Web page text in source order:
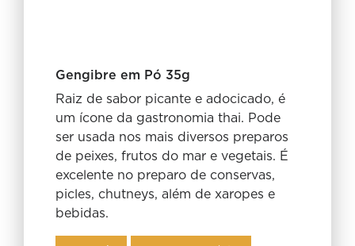
Gengibre em Pó 35g
Raiz de sabor picante e adocicado, é
um ícone da gastronomia thai. Pode
ser usada nos mais diversos preparos
de peixes, frutos do mar e vegetais. É
excelente no preparo de conservas,
picles, chutneys, além de xaropes e
bebidas.